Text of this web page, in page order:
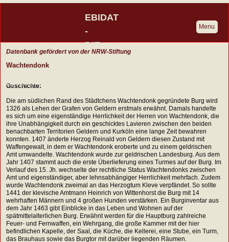
EBIDAT
-
DIE
Burgenvereinigung
Menu
Datenbank gefördert von der NRW-Stiftung
Wachtendonk
Geschichte:
Die am südlichen Rand des Städtchens Wachtendonk gegründete Burg wird
1326 als Lehen der Grafen von Geldern erstmals erwähnt. Damals handelte
es sich um eine eigenständige Herrlichkeit der Herren von Wachtendonk, die
ihre Unabhängigkeit durch ein geschicktes Lavieren zwischen den beiden
benachbarten Territorien Geldern und Kurköln eine lange Zeit bewahren
konnten. 1407 änderte Herzog Reinald von Geldern diesen Zustand mit
Waffengewalt, in dem er Wachtendonk eroberte und zu einem geldrischen
Amt umwandelte. Wachtendonk wurde zur geldrischen Landesburg. Aus dem
Jahr 1407 stammt auch die erste Überlieferung eines Turmes auf der Burg. Im
Verlauf des 15. Jh. wechselte der rechtliche Status Wachtendonks zwischen
Amt und eigenständiger, aber lehnsabhängiger Herrlichkeit mehrfach. Zudem
wurde Wachtendonk zweimal an das Herzogtum Kleve verpfändet. So sollte
1441 der klevische Amtmann Heinrich von Wittenhorst die Burg mit 14
wehrhaften Männern und 4 großen Hunden verstärken. Ein Burginventar aus
dem Jahr 1463 gibt Einblicke in das Leben und Wohnen auf der
spätmittelalterlichen Burg. Erwähnt werden für die Hauptburg zahlreiche
Feuer- und Fernwaffen, ein Wehrgang, die große Kammer mit der hier
befindlichen Kapelle, der Saal, die Küche, die Kellerei, eine Stube, ein Turm,
das Brauhaus sowie das Burgtor mit darüber liegenden Räumen.